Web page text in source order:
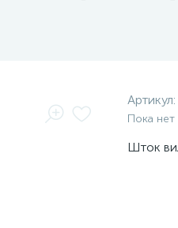
Артикул:
Пока нет
Шток